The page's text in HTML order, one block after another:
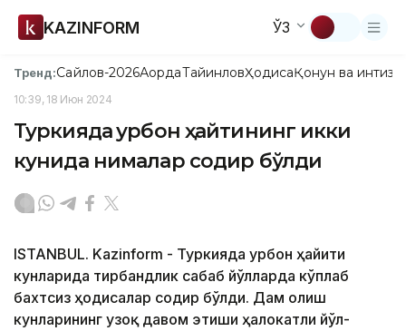
KAZINFORM ЎЗ
Тренд:Сайлов-2026АқордаТайинловҲодисаҚонун ва
10:39, 18 Июн 2024
Туркияда Қурбон ҳайтининг икки
кунида нималар содир бўлди
ISTANBUL. Kazinform - Туркияда Қурбон ҳайити
кунларида тирбандлик сабаб йўлларда кўплаб
бахтсиз ҳодисалар содир бўлди. Дам олиш
кунларининг узоқ давом этиши ҳалокатли йўл-